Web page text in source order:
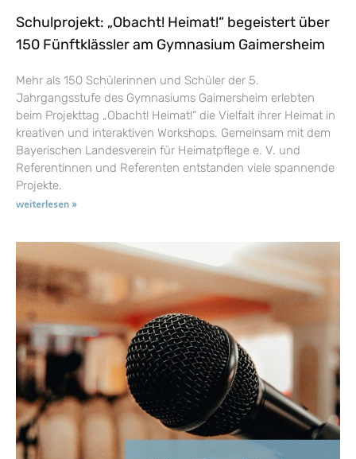
Schulprojekt: „Obacht! Heimat!“ begeistert über
150 Fünftklässler am Gymnasium Gaimersheim
Mehr als 150 Schülerinnen und Schüler der 5.
Jahrgangsstufe des Gymnasiums Gaimersheim erlebten
beim Projekttag „Obacht! Heimat!“ die Vielfalt ihrer Heimat in
kreativen und interaktiven Workshops. Gemeinsam mit dem
Bayerischen Landesverein für Heimatpflege e. V. und
Referentinnen und Referenten entstanden viele spannende
Projekte.
weiterlesen »